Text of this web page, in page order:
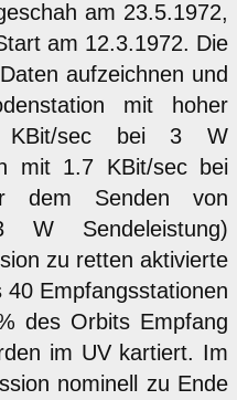
am 23.5.1972,
am 12.3.1972. Die
aufzeichnen und
mit hoher
KBit/sec bei 3 W
mit 1.7 KBit/sec bei
dem Senden von
W Sendeleistung)
zu retten aktivierte
Empfangsstationen
des Orbits Empfang
im UV kartiert. Im
nominell zu Ende